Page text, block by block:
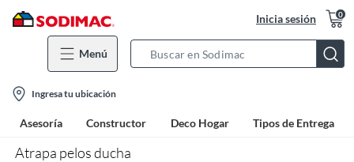
Inicia sesión 0
Menú
Bar
location-
icon
Ingresa tu ubicación
Asesoría Constructor Deco Hogar Tipos de Entrega
Atrapa pelos ducha